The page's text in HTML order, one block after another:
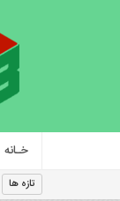
خـانه
تازه ها